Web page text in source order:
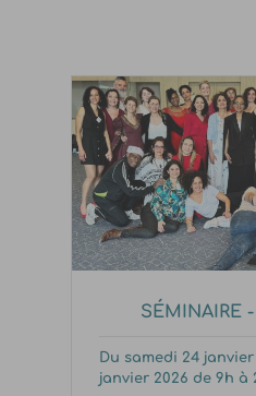
SÉMINAIRE
Du samedi 24
janvier 2026 de 9h à